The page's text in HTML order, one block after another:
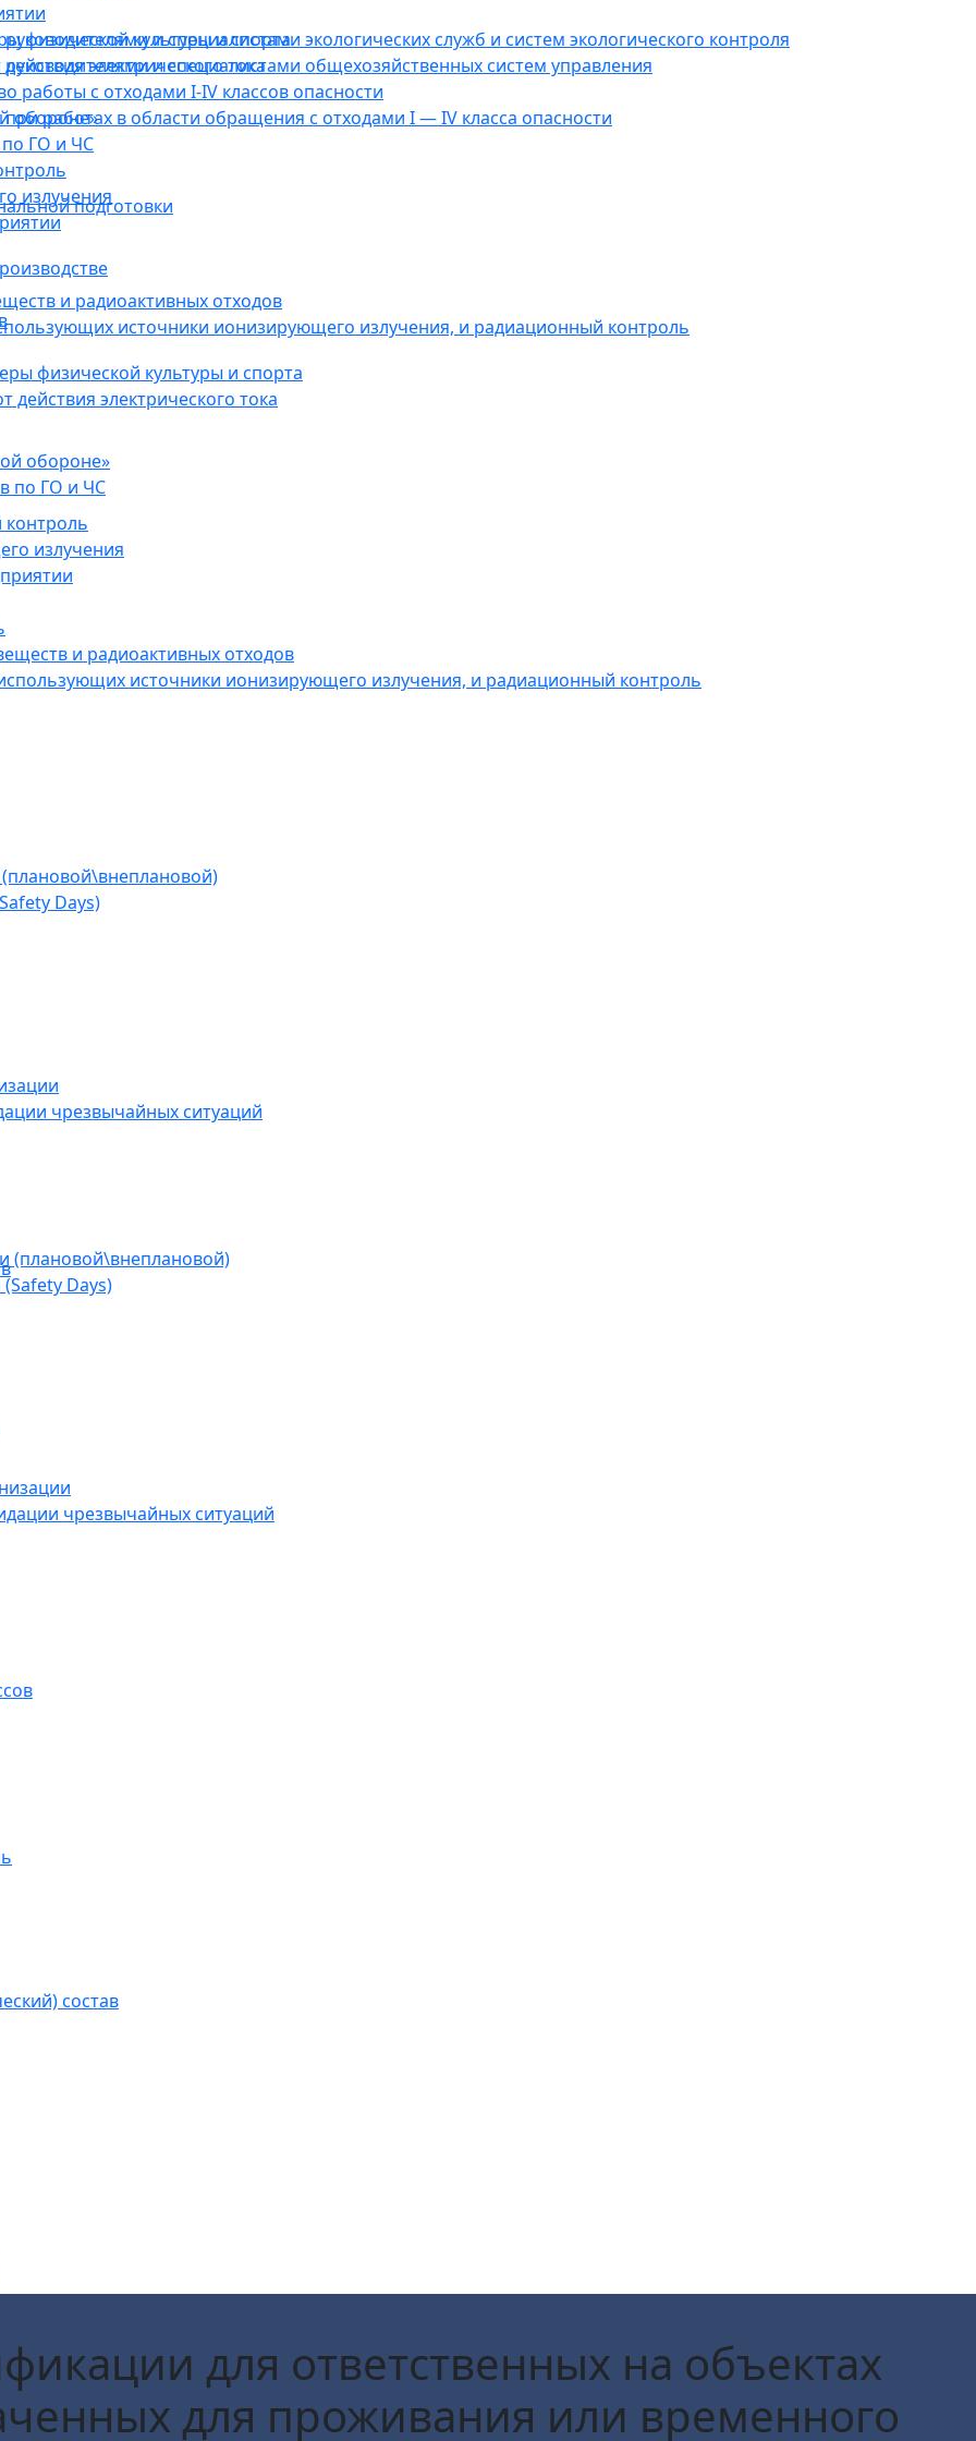
физической культуры и спорта
электрического тока
обороне»
ГО и ЧС
излучения
и радиоактивных отходов
источники ионизирующего излучения, и радиационный контроль
Days)
чрезвычайных ситуаций
состав
и специалистами экологических служб и систем экологического контроля
и специалистами общехозяйственных систем управления
работы с отходами I-IV классов опасности
работах в области обращения с отходами I — IV класса опасности
подготовки
физической культуры и спорта
электрического тока
обороне»
по ГО и ЧС
излучения
и радиоактивных отходов
источники ионизирующего излучения, и радиационный контроль
(плановой\внеплановой)
Days)
чрезвычайных ситуаций
для ответственных на объектах
для проживания или временного